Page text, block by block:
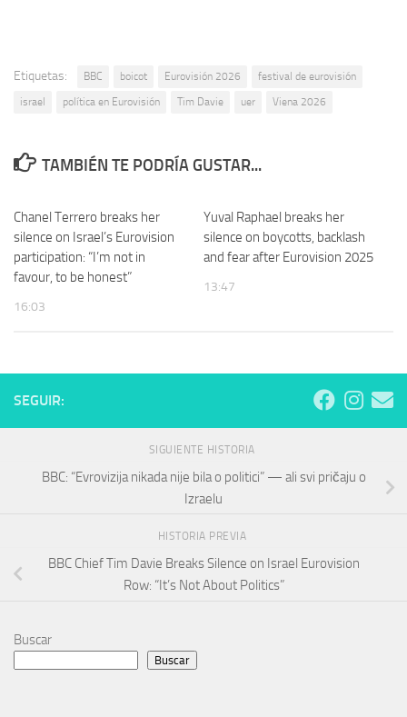
Etiquetas: BBC boicot Eurovisión 2026
festival de eurovisión
israel
política en Eurovisión Tim Davie uer Viena 2026
TAMBIÉN TE PODRÍA GUSTAR...
Chanel Terrero breaks her
silence on Israel’s Eurovision
participation: “I’m not in
favour, to be honest”
16:03
Yuval Raphael breaks her
silence on boycotts, backlash
and fear after Eurovision 2025
13:47
SEGUIR:
SIGUIENTE HISTORIA
BBC: “Evrovizija nikada nije bila o politici” — ali svi pričaju o
Izraelu
HISTORIA PREVIA
BBC Chief Tim Davie Breaks Silence on Israel Eurovision
Row: “It’s Not About Politics”
Buscar
Buscar